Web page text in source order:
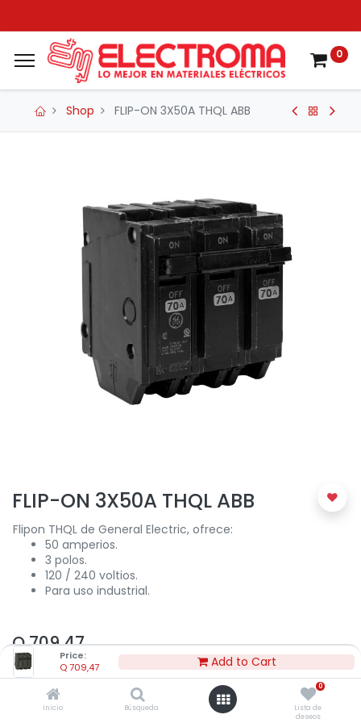
Price:
Q709,47 Add to Cart
Inicio Búsqueda
0
Lista de
deseos
0
Shop FLIP-ON 3X50A THQL ABB
FLIP-ON 3X50A THQL ABB
Flipon THQL de General Electric, ofrece:
50 amperios.
3 polos.
120 / 240 voltios.
Para uso industrial.
Q709,47